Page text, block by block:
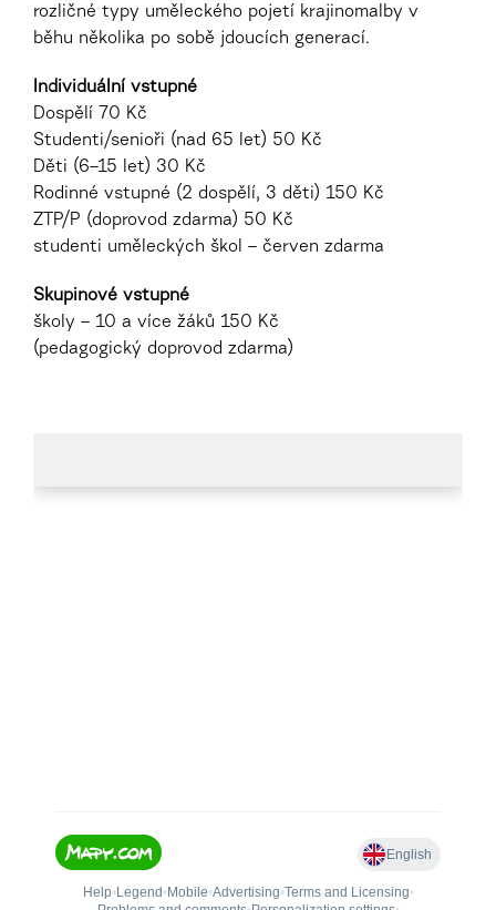
rozličné typy uměleckého pojetí krajinomalby v
běhu několika po sobě jdoucích generací.
Individuální vstupné
Dospělí 70 Kč
Studenti/senioři (nad 65 let) 50 Kč
Děti (6–15 let) 30 Kč
Rodinné vstupné (2 dospělí, 3 děti) 150 Kč
ZTP/P (doprovod zdarma) 50 Kč
studenti uměleckých škol – červen zdarma
Skupinové vstupné
školy – 10 a více žáků 150 Kč
(pedagogický doprovod zdarma)